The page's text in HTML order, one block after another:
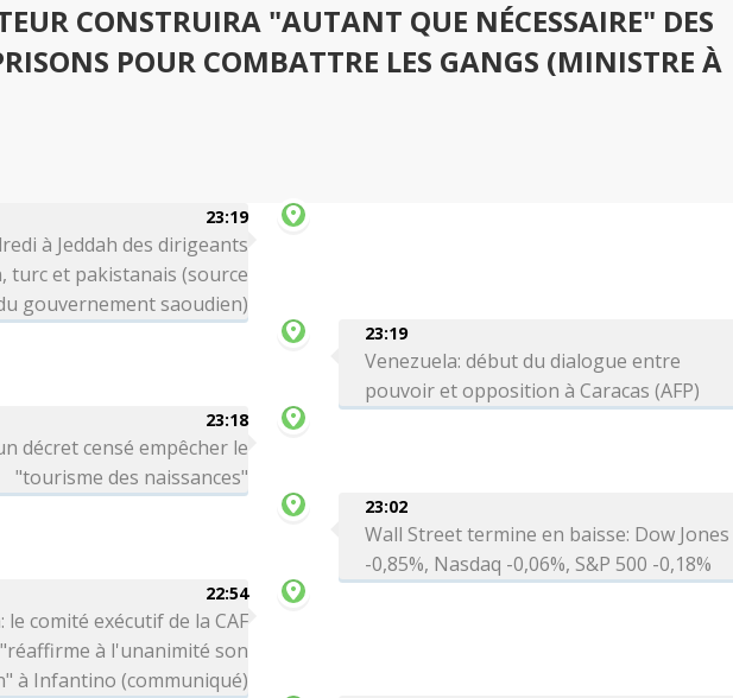
CONSTRUIRA "AUTANT QUE NÉCESSAIRE" DES
POUR COMBATTRE LES GANGS (MINISTRE À
23:19
à Jeddah des dirigeants
turc et pakistanais (source
gouvernement saoudien)
23:19
Venezuela: début du dialogue entre
pouvoir et opposition à Caracas (AFP)
23:18
décret censé empêcher le
"tourisme des naissances"
23:02
Wall Street termine en baisse: Dow Jones
-0,85%, Nasdaq -0,06%, S&P 500 -0,18%
22:54
le comité exécutif de la CAF
à l'unanimité son
à Infantino (communiqué)